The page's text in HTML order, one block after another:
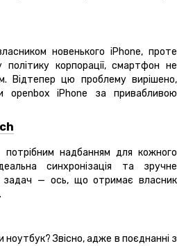
новенького iPhone, проте
політику корпорації, смартфон не
Відтепер цю проблему вирішено,
openbox iPhone за привабливою
надбанням для кожного
синхронізація та зручне
задач — ось, що отримає власник
ноутбук? Звісно, адже в поєднанні з